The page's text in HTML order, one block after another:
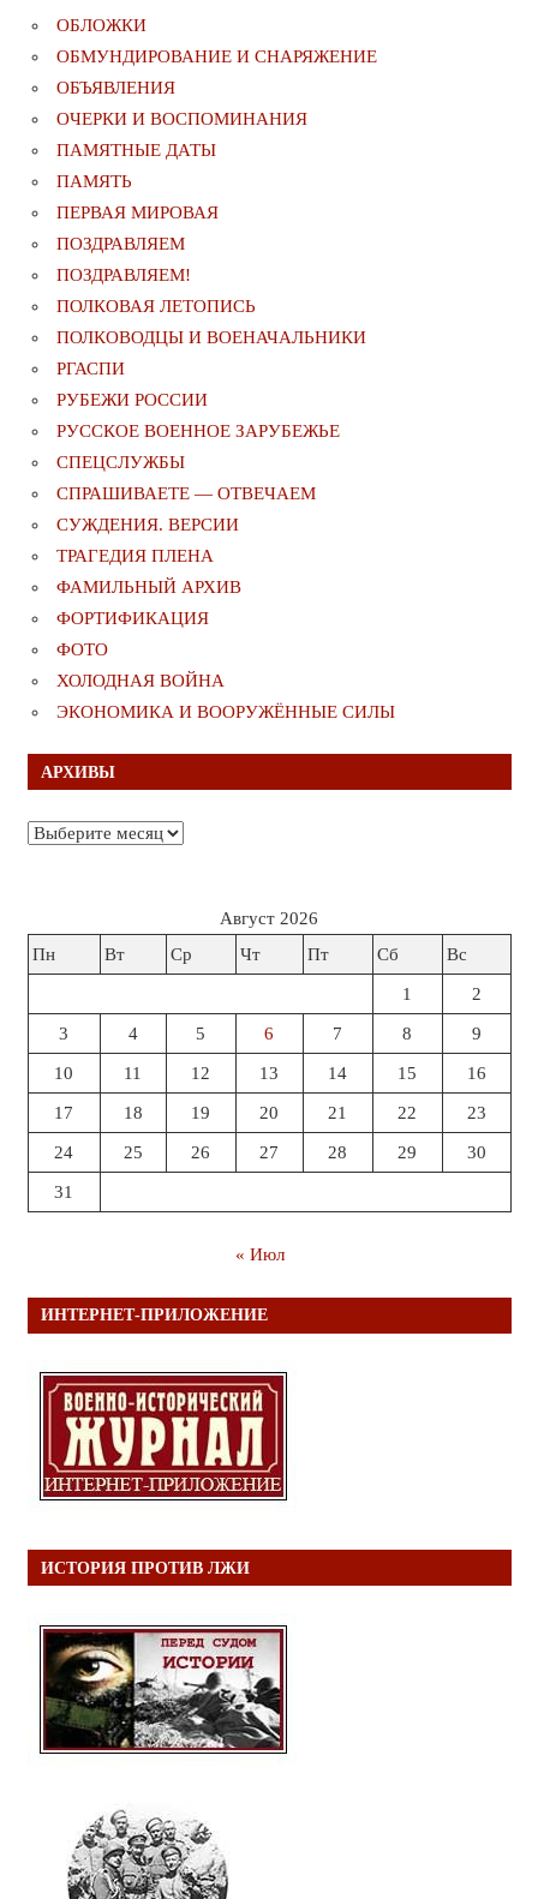
ОБЛОЖКИ
ОБМУНДИРОВАНИЕ И СНАРЯЖЕНИЕ
ОБЪЯВЛЕНИЯ
ОЧЕРКИ И ВОСПОМИНАНИЯ
ПАМЯТНЫЕ ДАТЫ
ПАМЯТЬ
ПЕРВАЯ МИРОВАЯ
ПОЗДРАВЛЯЕМ
ПОЗДРАВЛЯЕМ!
ПОЛКОВАЯ ЛЕТОПИСЬ
ПОЛКОВОДЦЫ И ВОЕНАЧАЛЬНИКИ
РГАСПИ
РУБЕЖИ РОССИИ
РУССКОЕ ВОЕННОЕ ЗАРУБЕЖЬЕ
СПЕЦСЛУЖБЫ
СПРАШИВАЕТЕ — ОТВЕЧАЕМ
СУЖДЕНИЯ. ВЕРСИИ
ТРАГЕДИЯ ПЛЕНА
ФАМИЛЬНЫЙ АРХИВ
ФОРТИФИКАЦИЯ
ФОТО
ХОЛОДНАЯ ВОЙНА
ЭКОНОМИКА И ВООРУЖЁННЫЕ СИЛЫ
АРХИВЫ
Архивы
Август 2026
Пн
Вт Ср Чт Пт Сб Вс
1 2
3 4 5 6 7 8 9
10 11 12 13 14 15 16
17 18 19 20 21 22 23
24 25 26 27 28 29 30
31
« Июл
ИНТЕРНЕТ-ПРИЛОЖЕНИЕ
ИСТОРИЯ ПРОТИВ ЛЖИ